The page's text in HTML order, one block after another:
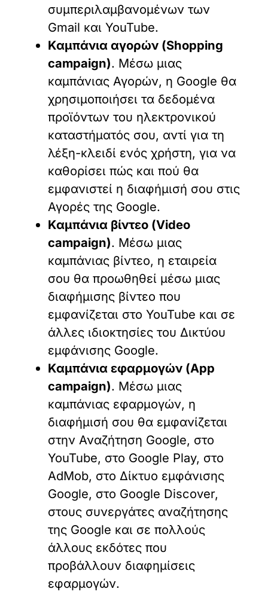
συμπεριλαμβανομένων των
Gmail και YouTube.
Καμπάνια αγορών (Shopping
campaign). Μέσω μιας
καμπάνιας Αγορών, η Google θα
χρησιμοποιήσει τα δεδομένα
προϊόντων του ηλεκτρονικού
καταστήματός σου, αντί για τη
λέξη-κλειδί ενός χρήστη, για να
καθορίσει πώς και πού θα
εμφανιστεί η διαφήμισή σου στις
Αγορές της Google.
Καμπάνια βίντεο (Video
campaign). Μέσω μιας
καμπάνιας βίντεο, η εταιρεία
σου θα προωθηθεί μέσω μιας
διαφήμισης βίντεο που
εμφανίζεται στο YouTube και σε
άλλες ιδιοκτησίες του Δικτύου
εμφάνισης Google.
Καμπάνια εφαρμογών (App
campaign). Μέσω μιας
καμπάνιας εφαρμογών, η
διαφήμισή σου θα εμφανίζεται
στην Αναζήτηση Google, στο
YouTube, στο Google Play, στο
AdMob, στο Δίκτυο εμφάνισης
Google, στο Google Discover,
στους συνεργάτες αναζήτησης
της Google και σε πολλούς
άλλους εκδότες που
προβάλλουν διαφημίσεις
εφαρμογών.